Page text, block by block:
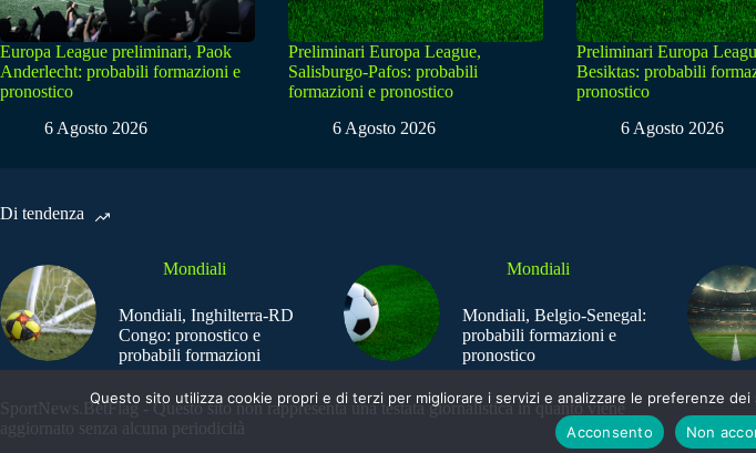
Europa League preliminari, Paok
Anderlecht: probabili formazioni e
pronostico
6 Agosto 2026
Preliminari Europa League,
Salisburgo-Pafos: probabili
formazioni e pronostico
6 Agosto 2026
Preliminari Europa
Besiktas: probabili
pronostico
6 Agosto 2026
Di tendenza
Mondiali
Mondiali, Inghilterra-RD
Congo: pronostico e
probabili formazioni
Mondiali
Mondiali, Belgio-Senegal:
probabili formazioni e
pronostico
SportNews.BetFlag - Questo sito non rappresenta una testata giornalistica in quanto viene
aggiornato senza alcuna periodicità
Questo sito utilizza cookie propri e di terzi per migliorare i servizi e analizzare le preferenze
Acconsento
Non